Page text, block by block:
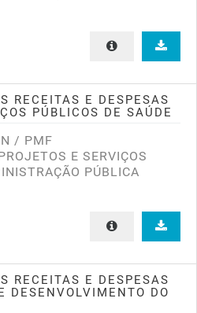
RECEITAS E DESPESAS
PÚBLICOS DE SAÚDE
/ PMF
E SERVIÇOS
PÚBLICA
RECEITAS E DESPESAS
DESENVOLVIMENTO DO